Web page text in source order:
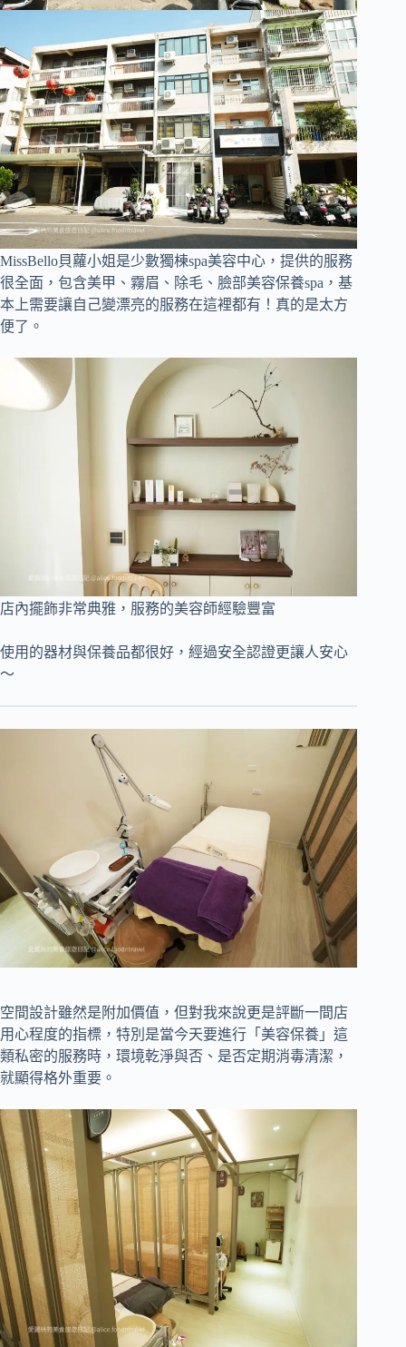
MissBello貝蘿小姐是少數獨棟spa美容中心，提供的服務
很全面，包含美甲、霧眉、除毛、臉部美容保養spa，基
本上需要讓自己變漂亮的服務在這裡都有！真的是太方
便了。
店內擺飾非常典雅，服務的美容師經驗豐富
使用的器材與保養品都很好，經過安全認證更讓人安心
～
空間設計雖然是附加價值，但對我來說更是評斷一間店
用心程度的指標，特別是當今天要進行「美容保養」這
類私密的服務時，環境乾淨與否、是否定期消毒清潔，
就顯得格外重要。